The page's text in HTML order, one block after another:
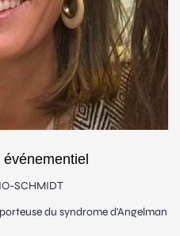
SCHMIDT
du syndrome d'Angelman